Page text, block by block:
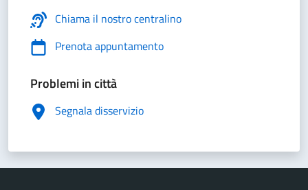
Chiama il nostro centralino
Prenota appuntamento
Problemi in città
Segnala disservizio